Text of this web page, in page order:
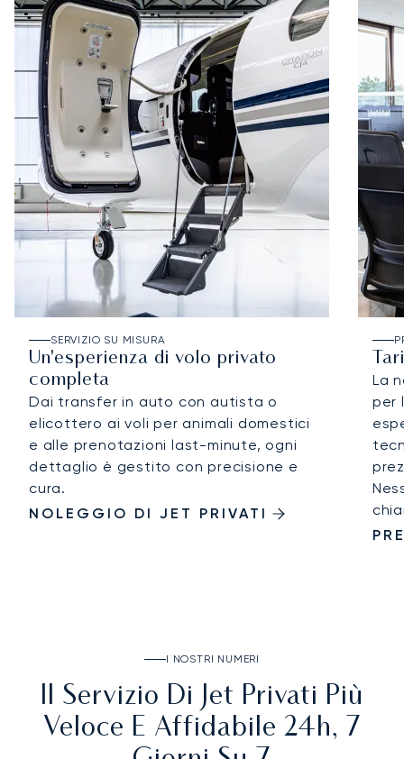
SERVIZIO SU MISURA
Un'esperienza di volo privato
completa
Dai transfer in auto con autista o
elicottero ai voli per animali domestici
e alle prenotazioni last-minute, ogni
dettaglio è gestito con precisione e
cura.
NOLEGGIO DI JET PRIVATI
La
per
I NOSTRI NUMERI
Il Servizio Di Jet Privati Più
Veloce E Affidabile 24h, 7